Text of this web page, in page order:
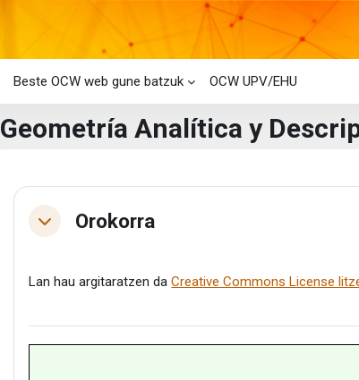
Beste OCW web gune batzuk OCW UPV/EHU
Geometría Analítica y
Eduki-bloke nagusiak
Atalaren laburpena
TolestuOrokorra
Lan hau argitaratzen daCreative Commons License